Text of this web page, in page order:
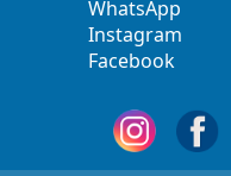
WhatsApp
Instagram
Facebook